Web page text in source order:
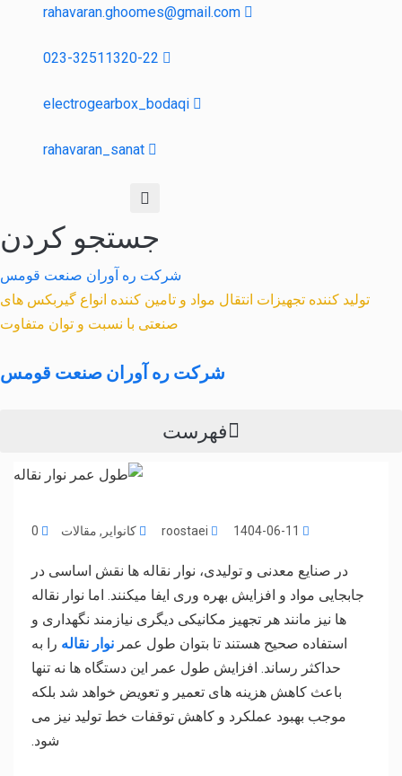
rahavaran.ghoomes@gmail.com
023-32511320-22
electrogearbox_bodaqi
rahavaran_sanat
جستجو کردن
شرکت ره آوران صنعت قومس
تولید کننده تجهیزات انتقال مواد و تامین کننده انواع گیربکس های
صنعتی با نسبت و توان متفاوت
شرکت ره آوران صنعت قومس
فهرست
کانوایر , مقالات
در صنایع معدنی و تولیدی، نوار نقاله ها نقش اساسی در
جابجایی مواد و افزایش بهره وری ایفا میکنند. اما نوار نقاله
ها نیز مانند هر تجهیز مکانیکی دیگری نیازمند نگهداری و
استفاده صحیح هستند تا بتوان طول عمر نوار نقاله را به
حداکثر رساند. افزایش طول عمر این دستگاه ها نه تنها
باعث کاهش هزینه های تعمیر و تعویض خواهد شد بلکه
موجب بهبود عملکرد و کاهش توقفات خط تولید نیز می
شود.